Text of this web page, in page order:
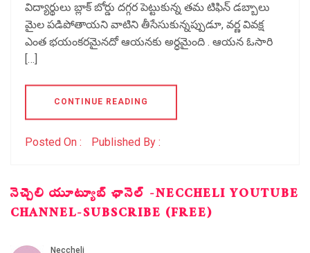
విద్యార్థులు బ్లాక్ బోర్డు దగ్గర పెట్టుకున్న తమ టిఫిన్ డబ్బాలు
మైల పడిపోతాయని వాటిని తీసేసుకున్నప్పుడూ, వర్ణ వివక్ష
ఎంత భయంకరమైనదో ఆయనకు అర్ధమైంది . ఆయన ఓసారి
[…]
CONTINUE READING
Posted On : Published By :
నెచ్చెలి యూట్యూబ్ ఛానెల్ -NECCHELI YOUTUBE
CHANNEL-SUBSCRIBE (FREE)